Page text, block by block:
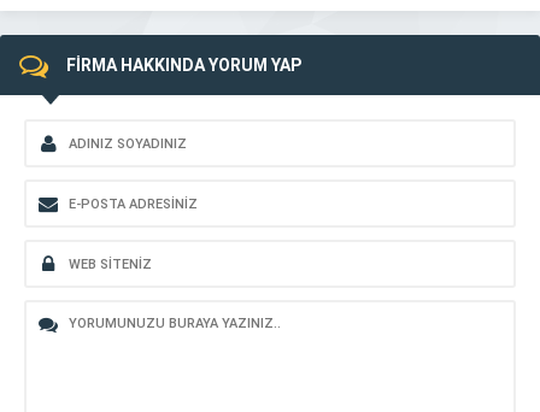
FİRMA HAKKINDA YORUM YAP